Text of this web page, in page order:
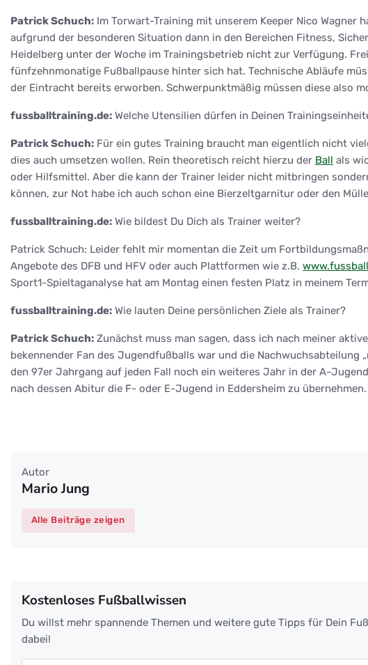
Patrick Schuch: Im Torwart-Training mit unserem Keeper Nico Wagner
aufgrund der besonderen Situation dann in den Bereichen Fitness,
Heidelberg unter der Woche im Trainingsbetrieb nicht zur Verfügung.
fünfzehnmonatige Fußballpause hinter sich hat. Technische Abläufe
der Eintracht bereits erworben. Schwerpunktmäßig müssen diese also
fussballtraining.de: Welche Utensilien dürfen in Deinen
Patrick Schuch: Für ein gutes Training braucht man eigentlich nicht
dies auch umsetzen wollen. Rein theoretisch reicht hierzu der Ball als
oder Hilfsmittel. Aber die kann der Trainer leider nicht mitbringen
können, zur Not habe ich auch schon eine Bierzeltgarnitur oder den
fussballtraining.de: Wie bildest Du Dich als Trainer weiter?
Patrick Schuch: Leider fehlt mir momentan die Zeit um
Angebote des DFB und HFV oder auch Plattformen wie z.B.
Sport1-Spieltaganalyse hat am Montag einen festen Platz in meinem
fussballtraining.de: Wie lauten Deine persönlichen Ziele als Trainer?
Patrick Schuch: Zunächst muss man sagen, dass ich nach meiner
bekennender Fan des Jugendfußballs war und die Nachwuchsabteilung
den 97er Jahrgang auf jeden Fall noch ein weiteres Jahr in der A-
nach dessen Abitur die F- oder E-Jugend in Eddersheim zu
Autor
Mario Jung
Alle Beiträge zeigen
Kostenloses Fußballwissen
Du willst mehr spannende Themen und weitere gute Tipps für Dein
dabei!